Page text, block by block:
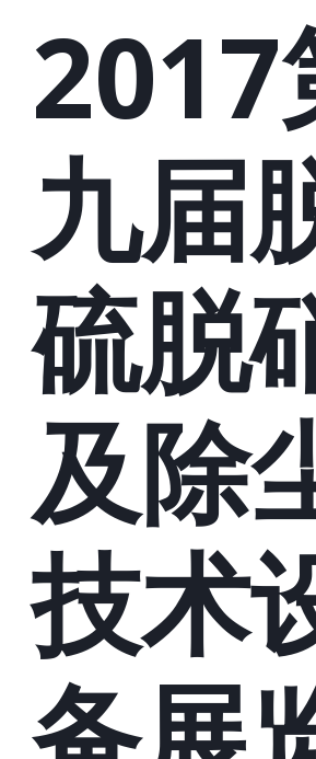
2017
九届
硫脱
及除
技术